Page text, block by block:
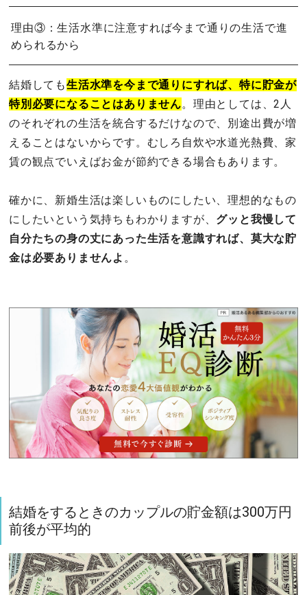
理由③：生活水準に注意すれば今まで通りの生活で進
められるから
結婚しても生活水準を今まで通りにすれば、特に貯金が
特別必要になることはありません。理由としては、2人
のそれぞれの生活を統合するだけなので、別途出費が増
えることはないからです。むしろ自炊や水道光熱費、家
賃の観点でいえばお金が節約できる場合もあります。
確かに、新婚生活は楽しいものにしたい、理想的なもの
にしたいという気持ちもわかりますが、 グッと我慢して
自分たちの身の丈にあった生活を意識すれば、莫大な貯
金は必要ありませんよ 。
結婚をするときのカップルの貯金額は300万円
前後が平均的